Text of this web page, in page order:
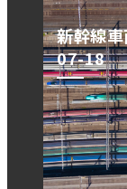
新幹線
07-18